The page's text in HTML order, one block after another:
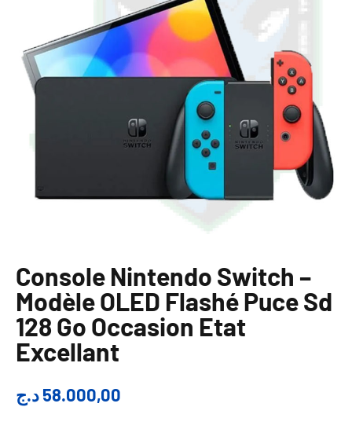
Console Nintendo Switch –
Modèle OLED Flashé Puce Sd
128 Go Occasion Etat
Excellant
58.000,00د.ج